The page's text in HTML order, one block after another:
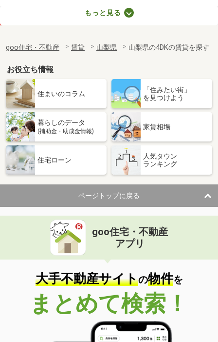
専有面積
26.08m²
山梨県甲府市天神町
8.10万円
山梨県甲府市天神町
専有面積
25.89m²
間取り
1K
山梨県笛吹市石和町川中島
価 格
6.40万円
専有面積 28.02m²
間取り
1K
山梨県甲府市里吉１
価 格
山梨県甲府市里吉１
専有面積
34.88m²
間取り
1K
山梨県甲府市天神町
8.10万円
山梨県甲府市天神町
もっと見る
goo住宅・不動産 賃貸 山梨県 山梨県の4DKの賃貸を探す
お役立ち情報
住まいのコラム
「住みたい街」
を見つけよう
暮らしのデータ
(補助金・助成金情報)
家賃相場
住宅ローン
人気タウン
ランキング
ページトップに戻る
goo住宅・不動産
アプリ
大手不動産サイトの物件を
まとめて検索！